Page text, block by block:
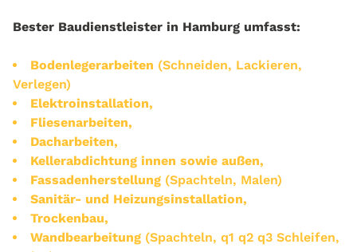
Bester Baudienstleister in Hamburg umfasst:
Bodenlegerarbeiten (Schneiden, Lackieren,
Verlegen)
Elektroinstallation,
Fliesenarbeiten,
Dacharbeiten,
Kellerabdichtung innen sowie außen,
Fassadenherstellung (Spachteln, Malen)
Sanitär- und Heizungsinstallation,
Trockenbau,
Wandbearbeitung (Spachteln, q1 q2 q3 Schleifen,